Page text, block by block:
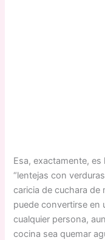
Esa, exactamente,
“lentejas con
caricia de cuchara de
puede convertirse en
cualquier persona,
cocina sea quemar